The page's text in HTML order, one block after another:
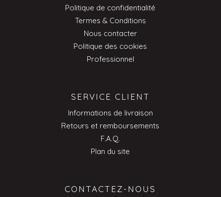
Politique de confidentialité
Termes & Conditions
Nous contacter
Politique des cookies
Professionnel
SERVICE CLIENT
Informations de livraison
Retours et remboursements
F.A.Q.
Plan du site
CONTACTEZ-NOUS